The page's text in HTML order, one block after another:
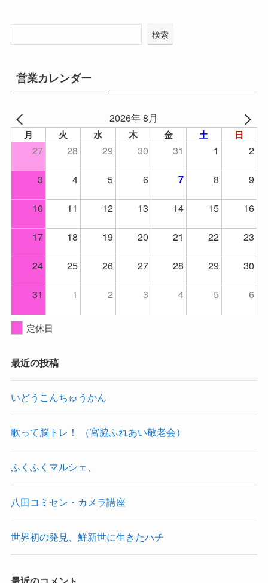
検索
営業カレンダー
2026年 8月
月 火 水 木 金 土 日
27 28 29 30 31 1
2
3
4 5 6 7 8
9
10
11 12 13 14 15
16
17
18 19 20 21 22
23
24
25 26 27 28 29
30
31
1 2 3 4 5 6
定休日
最近の投稿
いどうこんちゅうかん
歌って脳トレ！ （宮脇ふれあい敬老会）
ふくふくマルシェ、
八田コミセン・カメラ講座
世界初の発見、鮮新世に生きたハチ